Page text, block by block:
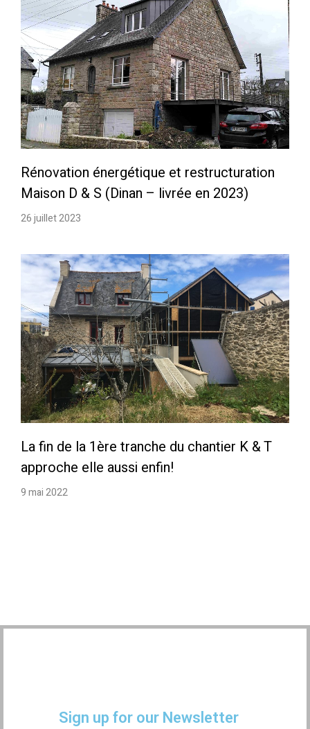
Rénovation énergétique et restructuration
Maison D & S (Dinan – livrée en 2023)
26 juillet 2023
La fin de la 1ère tranche du chantier K & T
approche elle aussi enfin!
9 mai 2022
Sign up for our Newsletter